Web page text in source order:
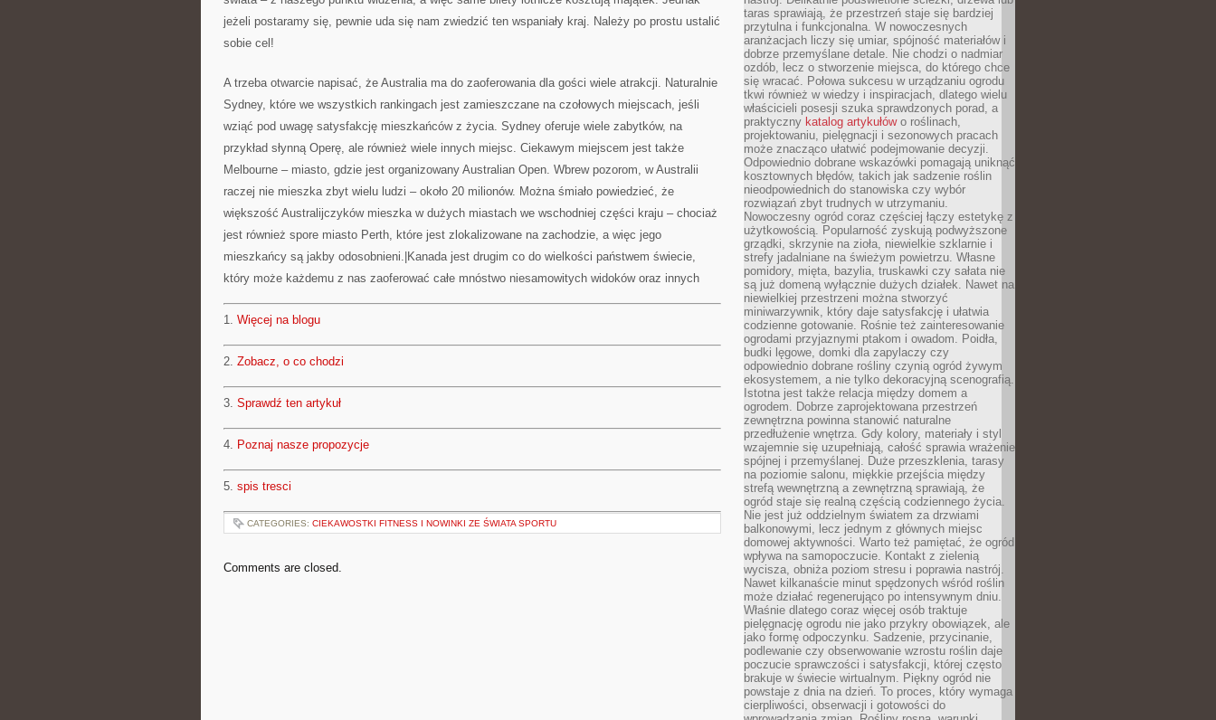
jeżeli postaramy się, pewnie uda się nam zwiedzić ten wspaniały kraj. Należy po prostu ustalić
sobie cel!
A trzeba otwarcie napisać, że Australia ma do zaoferowania dla gości wiele atrakcji. Naturalnie
Sydney, które we wszystkich rankingach jest zamieszczane na czołowych miejscach, jeśli
wziąć pod uwagę satysfakcję mieszkańców z życia. Sydney oferuje wiele zabytków, na
przykład słynną Operę, ale również wiele innych miejsc. Ciekawym miejscem jest także
Melbourne – miasto, gdzie jest organizowany Australian Open. Wbrew pozorom, w Australii
raczej nie mieszka zbyt wielu ludzi – około 20 milionów. Można śmiało powiedzieć, że
większość Australijczyków mieszka w dużych miastach we wschodniej części kraju – chociaż
jest również spore miasto Perth, które jest zlokalizowane na zachodzie, a więc jego
mieszkańcy są jakby odosobnieni.|Kanada jest drugim co do wielkości państwem świecie,
który może każdemu z nas zaoferować całe mnóstwo niesamowitych widoków oraz innych
1. Więcej na blogu
2. Zobacz, o co chodzi
3. Sprawdź ten artykuł
4. Poznaj nasze propozycje
5. spis tresci
CATEGORIES: CIEKAWOSTKI FITNESS I NOWINKI ZE ŚWIATA SPORTU
Comments are closed.
taras sprawiają, że przestrzeń staje się bardziej
przytulna i funkcjonalna. W nowoczesnych
aranżacjach liczy się umiar, spójność materiałów i
dobrze przemyślane detale. Nie chodzi o nadmiar
ozdób, lecz o stworzenie miejsca, do którego chce
się wracać. Połowa sukcesu w urządzaniu ogrodu
tkwi również w wiedzy i inspiracjach, dlatego wielu
właścicieli posesji szuka sprawdzonych porad, a
praktyczny katalog artykułówo roślinach,
projektowaniu, pielęgnacji i sezonowych pracach
może znacząco ułatwić podejmowanie decyzji.
Odpowiednio dobrane wskazówki pomagają uniknąć
kosztownych błędów, takich jak sadzenie roślin
nieodpowiednich do stanowiska czy wybór
rozwiązań zbyt trudnych w utrzymaniu.
Nowoczesny ogród coraz częściej łączy estetykę z
użytkowością. Popularność zyskują podwyższone
grządki, skrzynie na zioła, niewielkie szklarnie i
strefy jadalniane na świeżym powietrzu. Własne
pomidory, mięta, bazylia, truskawki czy sałata nie
są już domeną wyłącznie dużych działek. Nawet na
niewielkiej przestrzeni można stworzyć
miniwarzywnik, który daje satysfakcję i ułatwia
codzienne gotowanie. Rośnie też zainteresowanie
ogrodami przyjaznymi ptakom i owadom. Poidła,
budki lęgowe, domki dla zapylaczy czy
odpowiednio dobrane rośliny czynią ogród żywym
ekosystemem, a nie tylko dekoracyjną scenografią.
Istotna jest także relacja między domem a
ogrodem. Dobrze zaprojektowana przestrzeń
zewnętrzna powinna stanowić naturalne
przedłużenie wnętrza. Gdy kolory, materiały i styl
wzajemnie się uzupełniają, całość sprawia wrażenie
spójnej i przemyślanej. Duże przeszklenia, tarasy
na poziomie salonu, miękkie przejścia między
strefą wewnętrzną a zewnętrzną sprawiają, że
ogród staje się realną częścią codziennego życia.
Nie jest już oddzielnym światem za drzwiami
balkonowymi, lecz jednym z głównych miejsc
domowej aktywności. Warto też pamiętać, że ogród
wpływa na samopoczucie. Kontakt z zielenią
wycisza, obniża poziom stresu i poprawia nastrój.
Nawet kilkanaście minut spędzonych wśród roślin
może działać regenerująco po intensywnym dniu.
Właśnie dlatego coraz więcej osób traktuje
pielęgnację ogrodu nie jako przykry obowiązek, ale
jako formę odpoczynku. Sadzenie, przycinanie,
podlewanie czy obserwowanie wzrostu roślin daje
poczucie sprawczości i satysfakcji, której często
brakuje w świecie wirtualnym. Piękny ogród nie
powstaje z dnia na dzień. To proces, który wymaga
cierpliwości, obserwacji i gotowości do